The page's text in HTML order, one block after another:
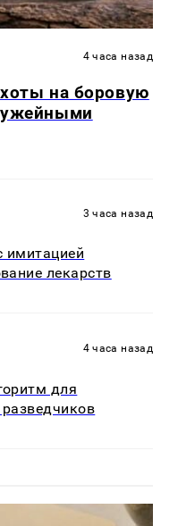
4 часа назад
на боровую
3 часа назад
имитацией
лекарств
4 часа назад
для